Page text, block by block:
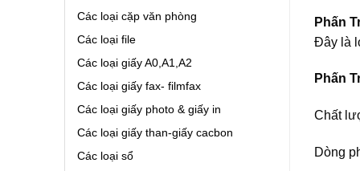
Các loại cặp văn phòng
Các loại file
Các loại giấy A0,A1,A2
Các loại giấy fax- filmfax
Các loại giấy photo & giấy in
Các loại giấy than-giấy cacbon
Các loại sổ
Phấn
Đây là
Phấn
Chất
Dòng